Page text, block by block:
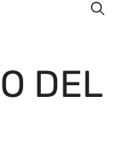
DEL